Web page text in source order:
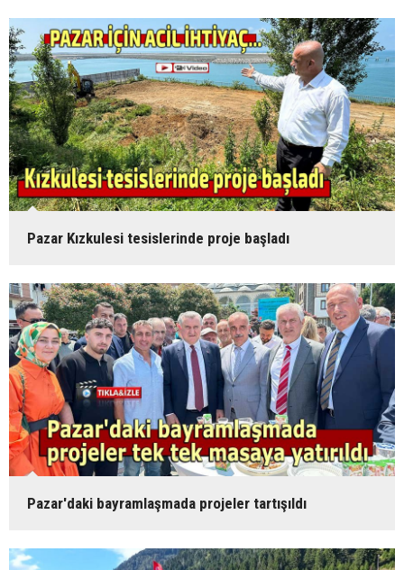
Pazar Kızkulesi tesislerinde proje başladı
Pazar'daki bayramlaşmada projeler tartışıldı